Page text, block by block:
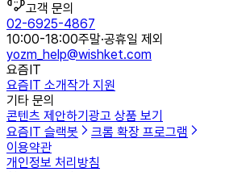
고객 문의
02-6925-4867
10:00-18:00주말·공휴일 제외
yozm_help@wishket.com
요즘IT
요즘IT 소개작가 지원
기타 문의
콘텐츠 제안하기 광고 상품 보기
요즘IT 슬랙봇
크롬 확장 프로그램
이용약관
개인정보 처리방침